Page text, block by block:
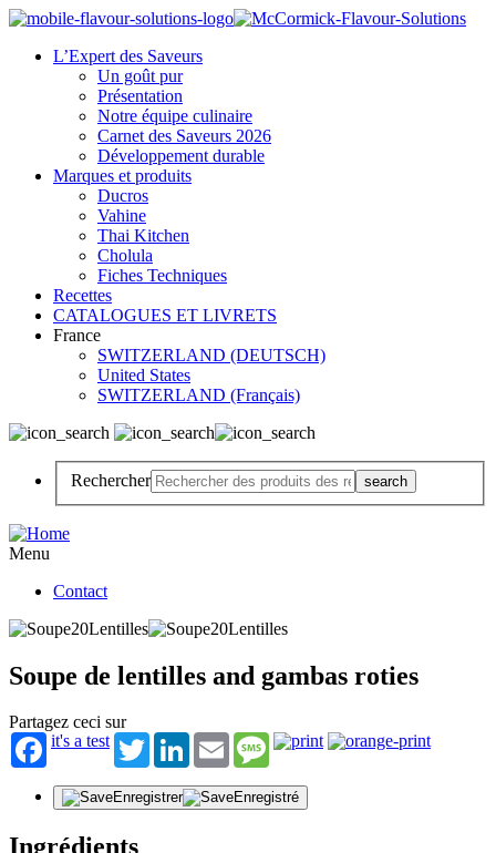
L’Expert des Saveurs
Un goût pur
Présentation
Notre équipe culinaire
Carnet des Saveurs 2026
Développement durable
Marques et produits
Ducros
Vahine
Thai Kitchen
Cholula
Fiches Techniques
Recettes
CATALOGUES ET LIVRETS
France
SWITZERLAND (DEUTSCH)
United States
SWITZERLAND (Français)
Rechercher
Menu
Contact
Soupe de lentilles and gambas roties
Partagez ceci sur
it's a test
TwitterLinkedInEmail Message
Enregistrer Enregistré
Ingrédients